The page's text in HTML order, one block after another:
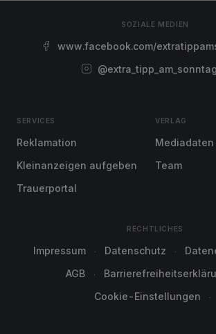
SOZIALE MEDIEN
www.facebook.com/
@extra_tipp_am_sonntag
SERVICES
Reklamation
Kleinanzeigen aufgeben
Trauerportal
VERLAG
Mediadaten
Team
RECHTLICHES
Impressum Datenschutz
AGB
Cookie-Einstellungen